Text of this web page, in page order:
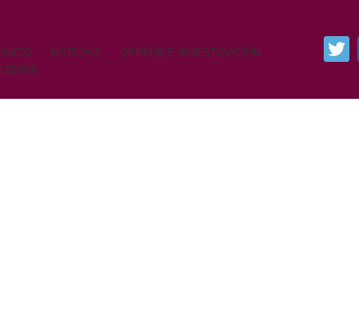
INICIO NOTICIAS
OPINIÓN E INVESTIGACIÓN
LIBROS